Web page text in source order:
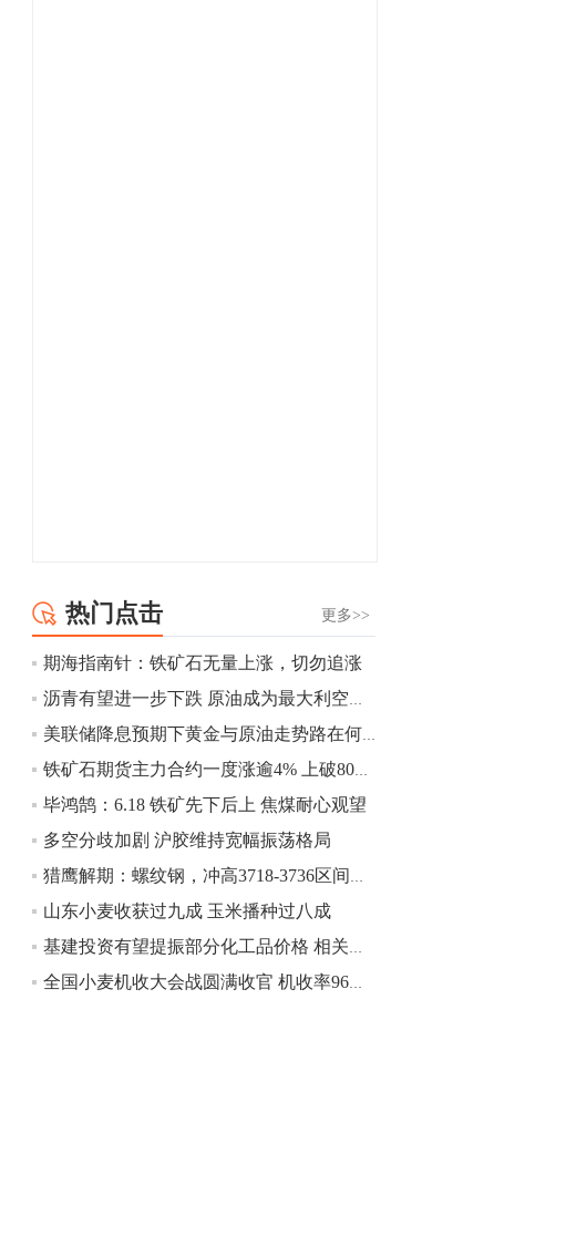
幅扩大至4.4%。
10:43
【行情】芝加哥11月大豆期货跌0.4%，12
月玉米期货跌1%。
10:43
【行情】油脂油料期货表现抢眼，豆二期
2.5%，棕榈油涨近2%，菜粕涨1.54%。
10:17
【研报精选】国内期货机构对8月5日的原
油期货走势预测
更多>>
热门点击
期海指南针：铁矿石无量上涨，切勿追涨
沥青有望进一步下跌 原油成为最大利空？今日沥青多少钱一吨？
美联储降息预期下黄金与原油走势路在何方？
铁矿石期货主力合约一度涨逾4% 上破800元关口
毕鸿鹄：6.18 铁矿先下后上 焦煤耐心观望
多空分歧加剧 沪胶维持宽幅振荡格局
猎鹰解期：螺纹钢，冲高3718-3736区间分批进场空单
山东小麦收获过九成 玉米播种过八成
基建投资有望提振部分化工品价格 相关个股或受益
全国小麦机收大会战圆满收官 机收率96%创新高